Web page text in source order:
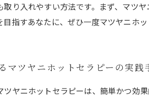
取り入れやすい方法です。まず、マツ
目指すあなたに、ぜひ一度マツヤニホ
マツヤニホットセラピーの実践
ツヤニホットセラピーは、簡単かつ効